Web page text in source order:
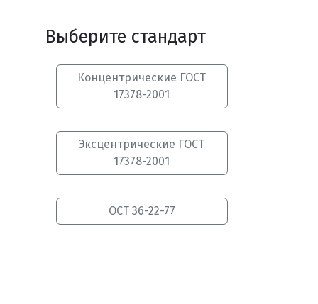
Выберите стандарт
Концентрические ГОСТ
17378-2001
Эксцентрические ГОСТ
17378-2001
ОСТ 36-22-77